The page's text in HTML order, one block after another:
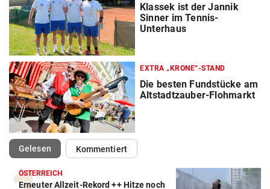
Klassek ist der Jannik
Sinner im Tennis-
Unterhaus
EXTRA „KRONE“-STAND
Die besten Fundstücke am
Altstadtzauber-Flohmarkt
Gelesen(ausgewählt)Kommentiert
ÖSTERREICH
Erneuter Allzeit-Rekord ++ Hitze noch